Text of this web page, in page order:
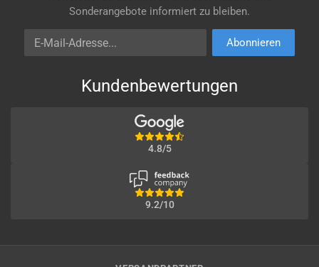
Sonderangebote informiert zu bleiben.
E-Mail-Adresse
Abonnieren
Kundenbewertungen
4.8/5
9.2/10